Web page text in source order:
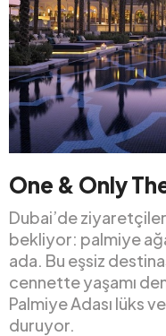
One & Only
Dubai’de
bekliyor: palmiye
ada. Bu eşsiz
cennette yaşamı
Palmiye Adası lüks
duruyor.